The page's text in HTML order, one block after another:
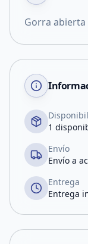
Gorra
1
Envío
Envío a
Entrega
Entrega